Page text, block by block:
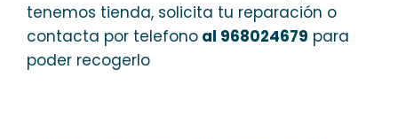
tenemos tienda, solicita tu reparación o
contacta por telefono al 968024679 para
poder recogerlo